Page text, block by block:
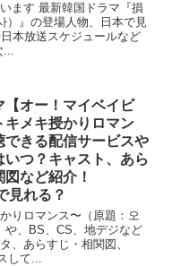
ます 最新韓国ドラマ『損
）』の登場人物、日本で見
本放送スケジュールなど
...
【オー！マイベイビ
キメキ授かりロマン
できる配信サービスや
いつ？キャスト、あら
など紹介！
見れる？
りロマンス〜（原題：오
や、BS、CS、地デジなど
、あらすじ・相関図、
して...